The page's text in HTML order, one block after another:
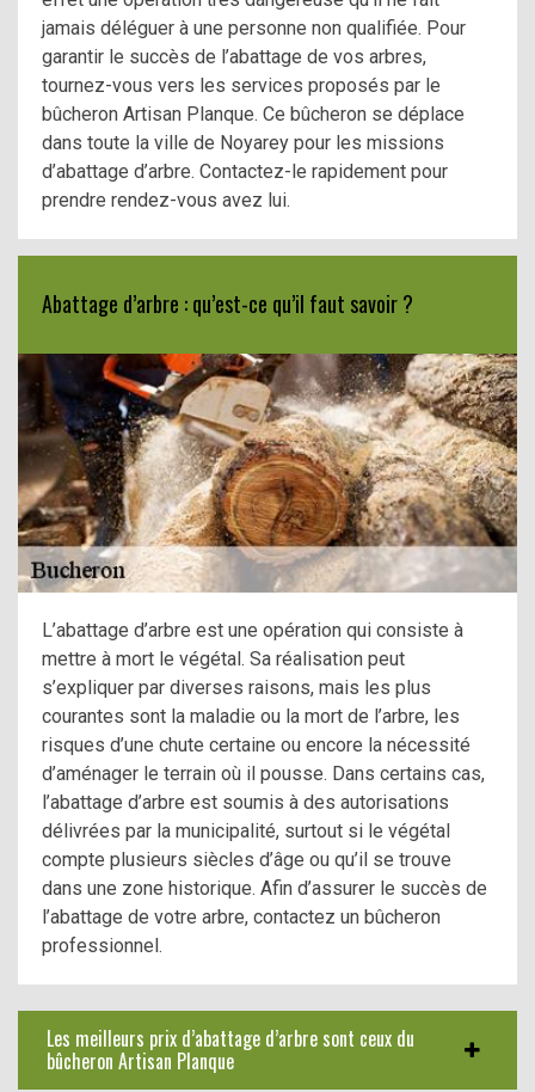
jamais déléguer à une personne non qualifiée. Pour
garantir le succès de l’abattage de vos arbres,
tournez-vous vers les services proposés par le
bûcheron Artisan Planque. Ce bûcheron se déplace
dans toute la ville de Noyarey pour les missions
d’abattage d’arbre. Contactez-le rapidement pour
prendre rendez-vous avez lui.
Abattage d’arbre : qu’est-ce qu’il faut savoir ?
L’abattage d’arbre est une opération qui consiste à
mettre à mort le végétal. Sa réalisation peut
s’expliquer par diverses raisons, mais les plus
courantes sont la maladie ou la mort de l’arbre, les
risques d’une chute certaine ou encore la nécessité
d’aménager le terrain où il pousse. Dans certains cas,
l’abattage d’arbre est soumis à des autorisations
délivrées par la municipalité, surtout si le végétal
compte plusieurs siècles d’âge ou qu’il se trouve
dans une zone historique. Afin d’assurer le succès de
l’abattage de votre arbre, contactez un bûcheron
professionnel.
Les meilleurs prix d’abattage d’arbre sont ceux du
bûcheron Artisan Planque